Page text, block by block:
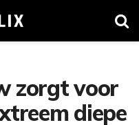
zorgt voor
diepe